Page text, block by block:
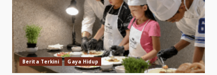
Berita Terkini Gaya Hidup